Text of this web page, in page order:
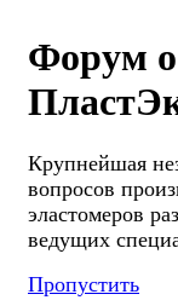
Форум
Крупнейшая
вопросов
эластомеров
ведущих
Пропустить